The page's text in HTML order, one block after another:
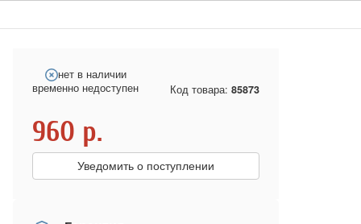
нет в наличии
временно недоступен
Код товара: 85873
960 р.
Уведомить о поступлении